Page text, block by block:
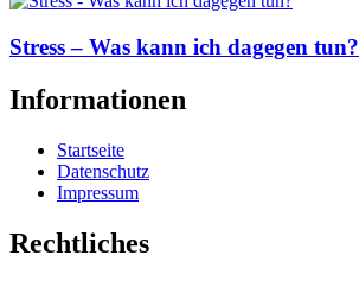
Stress – Was kann ich dagegen tun?
Informationen
Startseite
Datenschutz
Impressum
Rechtliches